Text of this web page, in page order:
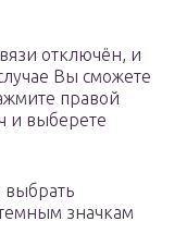
отключён, и
Вы сможете
правой
и выберете
выбрать
значкам